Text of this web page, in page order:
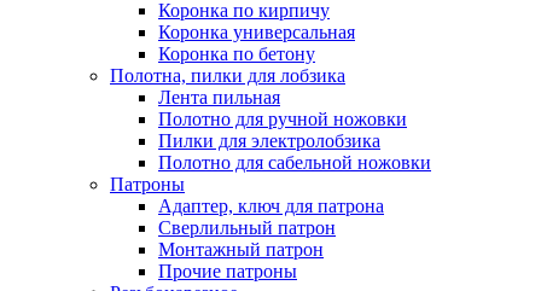
Коронка по кирпичу
Коронка универсальная
Коронка по бетону
Полотна, пилки для лобзика
Лента пильная
Полотно для ручной ножовки
Пилки для электролобзика
Полотно для сабельной ножовки
Патроны
Адаптер, ключ для патрона
Сверлильный патрон
Монтажный патрон
Прочие патроны